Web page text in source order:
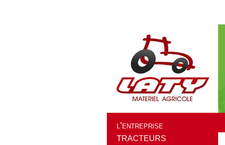
l'entreprise
TRACTEURS